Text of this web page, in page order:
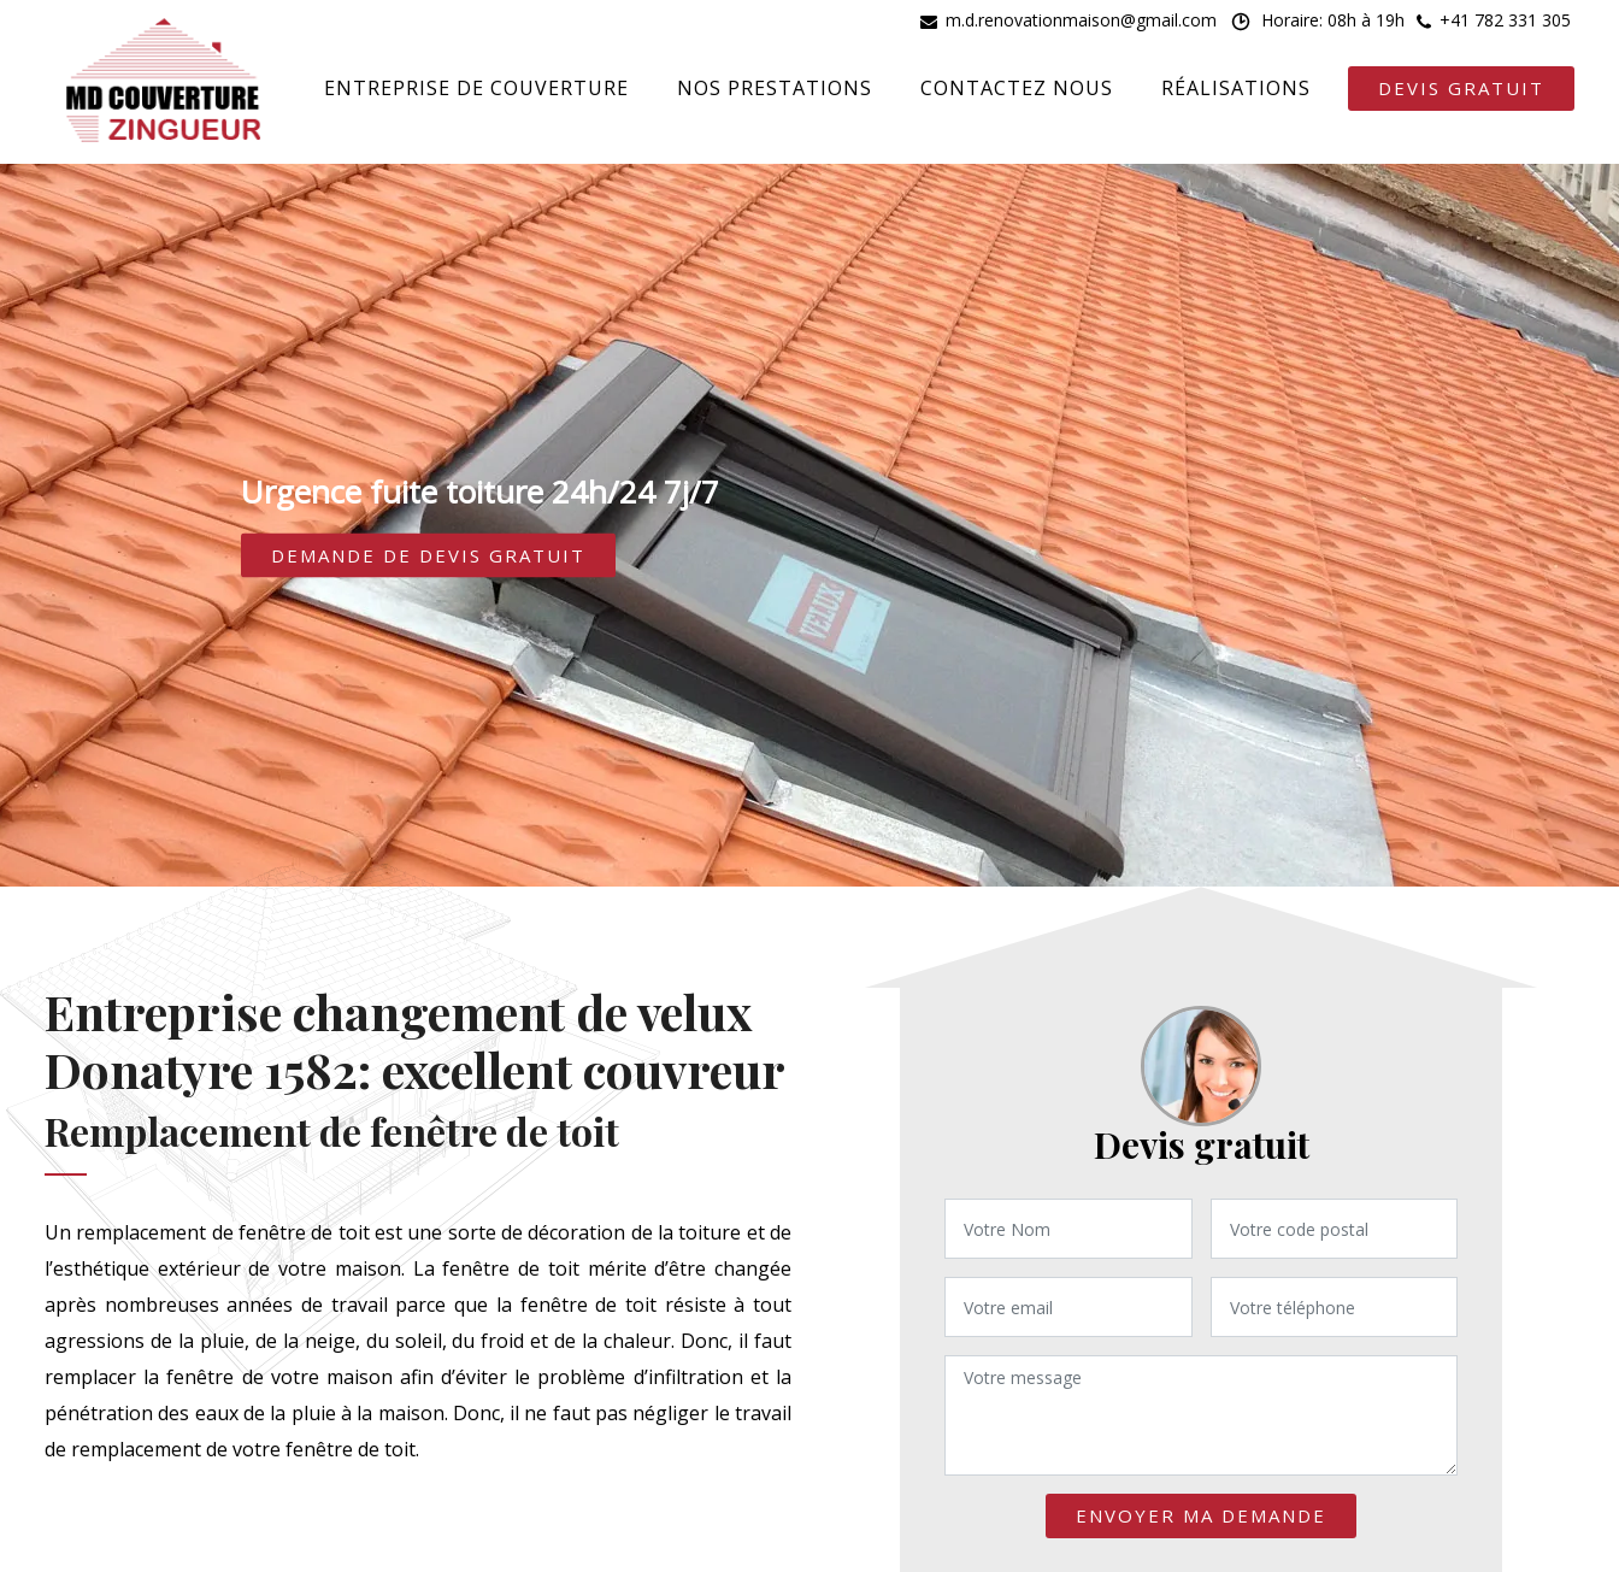
ENTREPRISE DE COUVERTURE NOS PRESTATIONS CONTACTEZ NOUS RÉALISATIONS DEVIS GRATUIT
m.d.renovationmaison@gmail.com Horaire: 08h à 19h +41 782 331 305
Urgence fuite toiture 24h/24 7j/7
DEMANDE DE DEVIS GRATUIT
Entreprise changement de velux
Donatyre 1582: excellent couvreur
Remplacement de fenêtre de toit
Un remplacement de fenêtre de toit est une sorte de décoration de la toiture et de
l’esthétique extérieur de votre maison. La fenêtre de toit mérite d’être changée
après nombreuses années de travail parce que la fenêtre de toit résiste à tout
agressions de la pluie, de la neige, du soleil, du froid et de la chaleur. Donc, il faut
remplacer la fenêtre de votre maison afin d’éviter le problème d’infiltration et la
pénétration des eaux de la pluie à la maison. Donc, il ne faut pas négliger le travail
de remplacement de votre fenêtre de toit.
Devis gratuit